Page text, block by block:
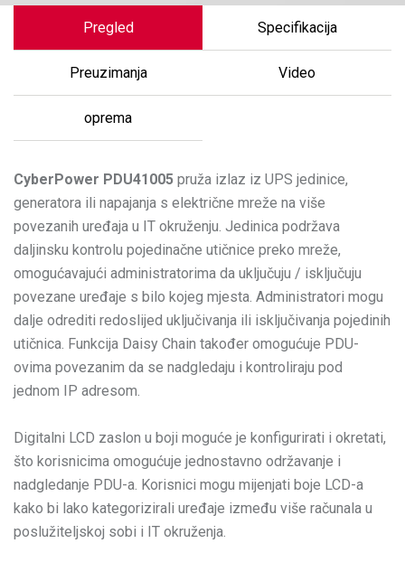
Pregled Specifikacija
Preuzimanja Video
oprema
CyberPower PDU41005 pruža izlaz iz UPS jedinice,
generatora ili napajanja s električne mreže na više
povezanih uređaja u IT okruženju. Jedinica podržava
daljinsku kontrolu pojedinačne utičnice preko mreže,
omogućavajući administratorima da uključuju / isključuju
povezane uređaje s bilo kojeg mjesta. Administratori mogu
dalje odrediti redoslijed uključivanja ili isključivanja pojedinih
utičnica. Funkcija Daisy Chain također omogućuje PDU-
ovima povezanim da se nadgledaju i kontroliraju pod
jednom IP adresom.
Digitalni LCD zaslon u boji moguće je konfigurirati i okretati,
što korisnicima omogućuje jednostavno održavanje i
nadgledanje PDU-a. Korisnici mogu mijenjati boje LCD-a
kako bi lako kategorizirali uređaje između više računala u
poslužiteljskoj sobi i IT okruženja.